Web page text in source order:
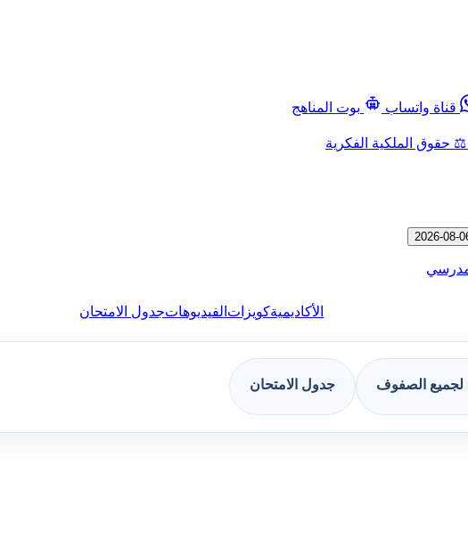
قناة واتساب
بوت المناهج
⚖️ حقوق الملكية الفكرية
الأكاديميةكويزات الفيديوهاتجدول الامتحان
لجميع الصفوف جدول الامتحان